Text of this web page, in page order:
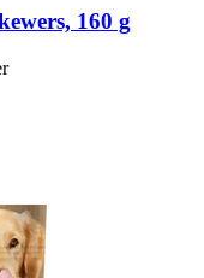
160 g